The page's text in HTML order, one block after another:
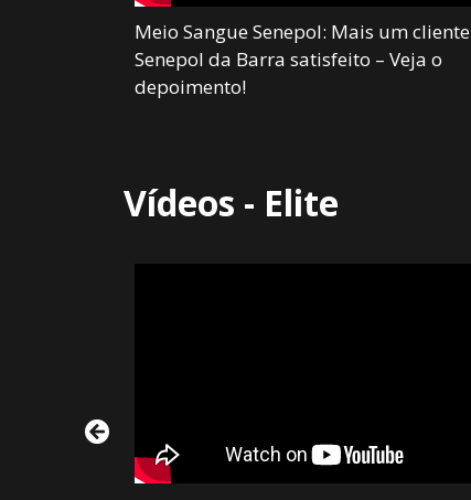
Meio Sangue Senepol: Mais um cliente
Senepol da Barra satisfeito – Veja o
depoimento!
Vídeos - Elite